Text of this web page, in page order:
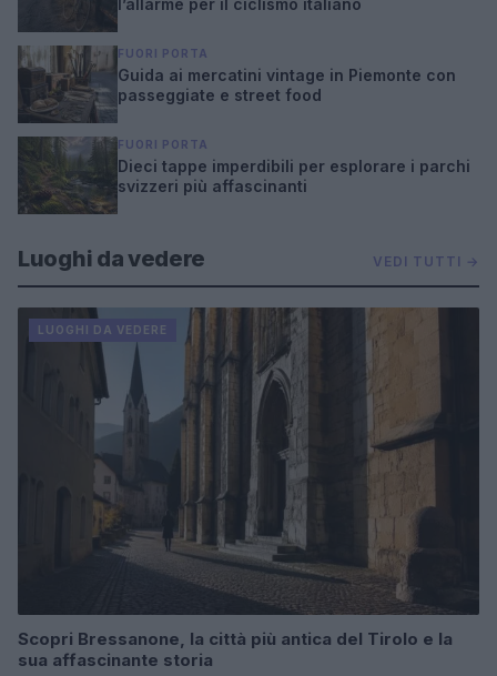
FUORI PORTA
Guida ai mercatini vintage in Piemonte con
passeggiate e street food
FUORI PORTA
Dieci tappe imperdibili per esplorare i parchi
svizzeri più affascinanti
Luoghi da vedere VEDI TUTTI →
LUOGHI DA VEDERE
Scopri Bressanone, la città più antica del Tirolo e la
sua affascinante storia